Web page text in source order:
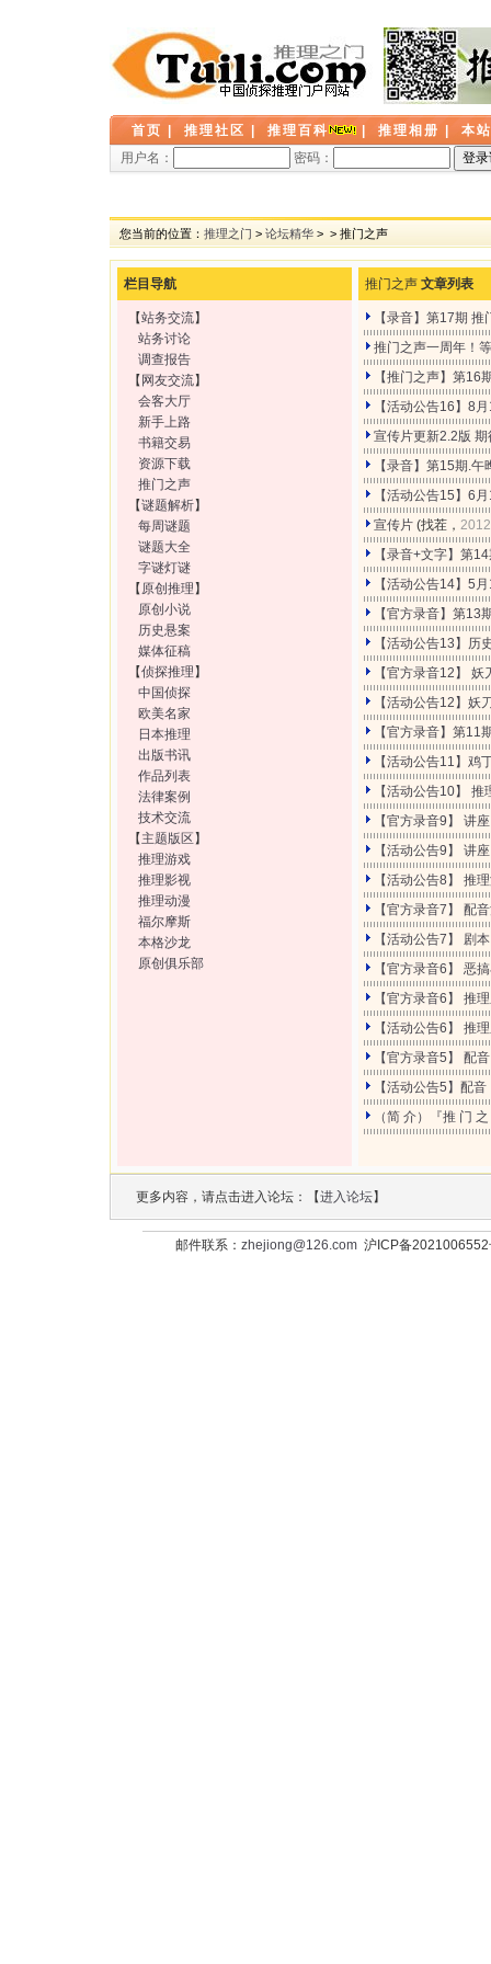
首页 推理社区 推理百科 推理相册
本
用户名：
密码：
您当前的位置： 推理之门 > 论坛精华 > > 推门之声
栏目导航
【站务交流】
站务讨论
调查报告
【 网友交流】
会客大厅
新手上路
书籍交易
资源下载
推门之声
【谜题解析】
每周谜题
谜题大全
字谜灯谜
【 原创推理 】
原创小说
历史悬案
媒体征稿
【侦探推理 】
中国侦探
欧美名家
日本推理
出版书讯
作品列表
法律案例
技术交流
【 主题版区 】
推理游戏
推理影视
推理动漫
福尔摩斯
本格沙龙
原创俱乐部
推门之声 文章列表
【录音】第17期
推门之声一周年！
【推门之声】第16
【活动公告16】8
宣传片更新2.2版
【录音】第15期.
【活动公告15】6
宣传片 (找茬，
【录音+文字】第
【活动公告14】5
【官方录音】第13
【活动公告13】
【官方录音12】
【活动公告12】
【官方录音】第
【活动公告11】
【活动公告10】
【官方录音9】 讲
【活动公告9】 讲
【活动公告8】 推
【官方录音7】 配
【活动公告7】 剧
【官方录音6】 恶
【官方录音6】 推
【活动公告6】 推
【官方录音5】 配
【活动公告5】配
（简 介）『推 门
更多内容，请点击进入论坛：【进入论坛】
邮件联系： zhejiong@126.com沪ICP备